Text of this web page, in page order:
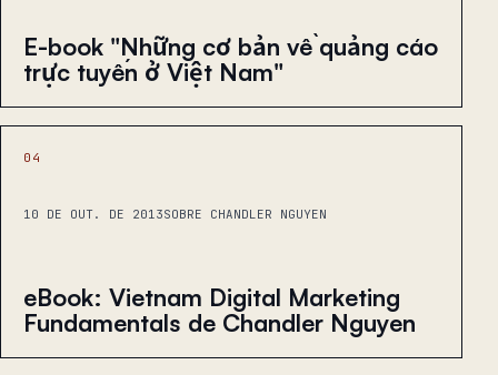
E-book "Những cơ bản về quảng cáo
trực tuyến ở Việt Nam"
04
10 DE OUT. DE 2013SOBRE CHANDLER NGUYEN
eBook: Vietnam Digital Marketing
Fundamentals de Chandler Nguyen